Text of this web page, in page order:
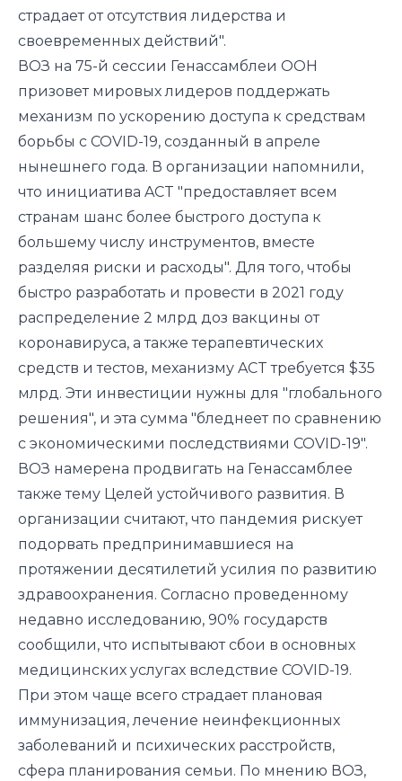
страдает от отсутствия лидерства и
своевременных действий".
ВОЗ на 75-й сессии Генассамблеи ООН
призовет мировых лидеров поддержать
механизм по ускорению доступа к средствам
борьбы с COVID-19, созданный в апреле
нынешнего года. В организации напомнили,
что инициатива ACT "предоставляет всем
странам шанс более быстрого доступа к
большему числу инструментов, вместе
разделяя риски и расходы". Для того, чтобы
быстро разработать и провести в 2021 году
распределение 2 млрд доз вакцины от
коронавируса, а также терапевтических
средств и тестов, механизму ACT требуется $35
млрд. Эти инвестиции нужны для "глобального
решения", и эта сумма "бледнеет по сравнению
с экономическими последствиями COVID-19".
ВОЗ намерена продвигать на Генассамблее
также тему Целей устойчивого развития. В
организации считают, что пандемия рискует
подорвать предпринимавшиеся на
протяжении десятилетий усилия по развитию
здравоохранения. Согласно проведенному
недавно исследованию, 90% государств
сообщили, что испытывают сбои в основных
медицинских услугах вследствие COVID-19.
При этом чаще всего страдает плановая
иммунизация, лечение неинфекционных
заболеваний и психических расстройств,
сфера планирования семьи. По мнению ВОЗ,